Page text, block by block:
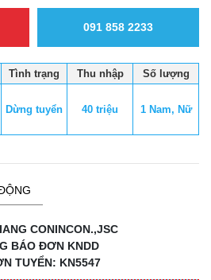
091 858 2233
Tình trạng Thu nhập Số lượng
Dừng tuyển 40 triệu 1 Nam, Nữ
CONINCON.,JSC
BÁO ĐƠN KNDD
TUYỂN: KN5547